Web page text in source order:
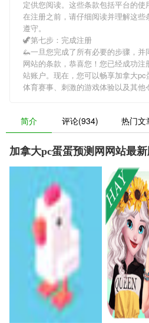
定供您阅读。这些条款包括平台的使
在注册之前，请仔细阅读并理解这
遵守。
🦖第七步：完成注册
🦗一旦您完成了所有必要的步骤，并
网站的条款，恭喜您！您已经成功
站账户。现在，您可以畅享加拿大pc
体育赛事、刺激的游戏体验以及其他
简介 评论(934) 热门文
加拿大pc蛋蛋预测网网站最新